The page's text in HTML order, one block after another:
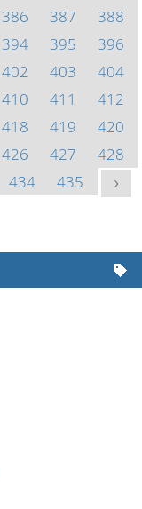
386 387
388
394 395
396
402 403
404
410 411
412
418 419
420
426 427
428
434 435
>